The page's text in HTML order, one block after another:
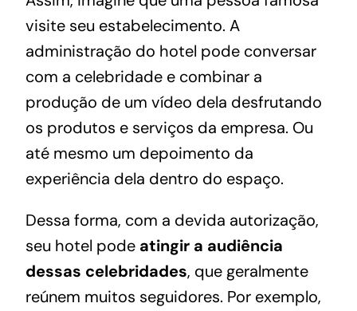
visite seu estabelecimento. A
administração do hotel pode conversar
com a celebridade e combinar a
produção de um vídeo dela desfrutando
os produtos e serviços da empresa. Ou
até mesmo um depoimento da
experiência dela dentro do espaço.
Dessa forma, com a devida autorização,
seu hotel pode atingir a audiência
dessas celebridades, que geralmente
reúnem muitos seguidores. Por exemplo,